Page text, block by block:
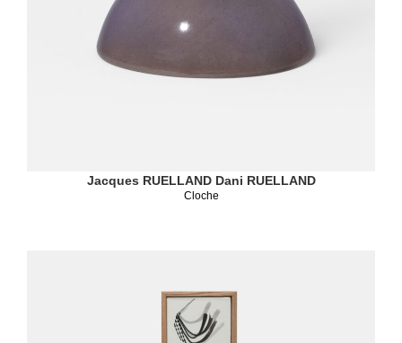
Jacques RUELLAND Dani RUELLAND
Cloche